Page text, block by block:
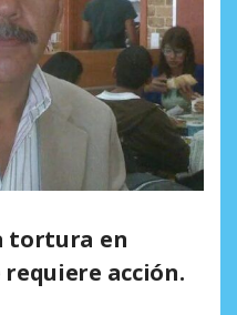
tortura en
requiere acción.